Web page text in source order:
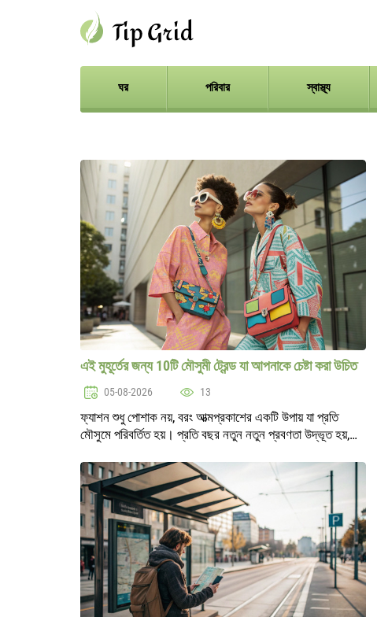
ঘর পরিবার স্বাস্থ্য
এই মুহূর্তের জন্য 10টি মৌসুমী ট্রেন্ড যা আপনাকে চেষ্টা করা উচিত
05-08-2026 13
ফ্যাশন শুধু পোশাক নয়, বরং আত্মপ্রকাশের একটি উপায় যা প্রতি
মৌসুমে পরিবর্তিত হয়। প্রতি বছর নতুন নতুন প্রবণতা উদ্ভূত হয়,
অনুপ্রাণিত। এই মৌসুমে কিছু..